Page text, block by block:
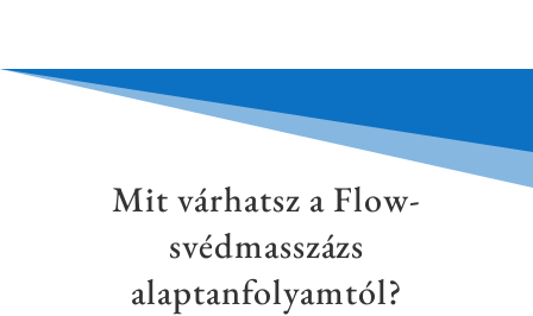
Mit várhatsz a Flow-
svédmasszázs
alaptanfolyamtól?